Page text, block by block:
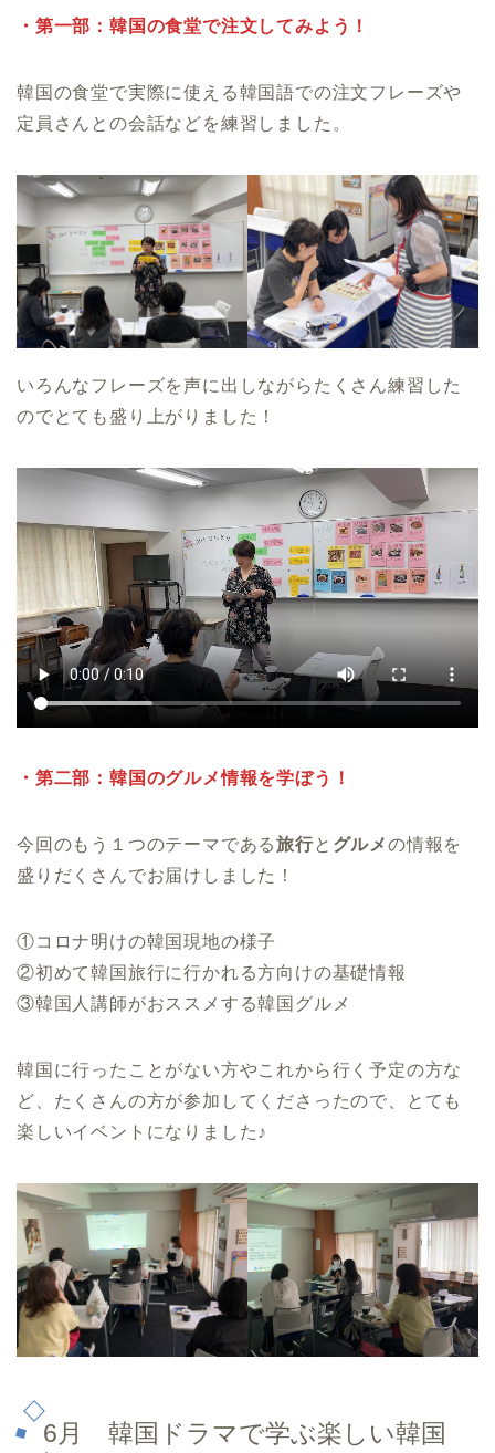
・第一部：韓国の食堂で注文してみよう！
韓国の食堂で実際に使える韓国語での注文フレーズや
定員さんとの会話などを練習しました。
いろんなフレーズを声に出しながらたくさん練習した
のでとても盛り上がりました！
・第二部：韓国のグルメ情報を学ぼう！
今回のもう１つのテーマである旅行と グルメの情報を
盛りだくさんでお届けしました！
①コロナ明けの韓国現地の様子
②初めて韓国旅行に行かれる方向けの基礎情報
③韓国人講師がおススメする韓国グルメ
韓国に行ったことがない方やこれから行く予定の方な
ど、たくさんの方が参加してくださったので、とても
楽しいイベントになりました♪
6月 韓国ドラマで学ぶ楽しい韓国